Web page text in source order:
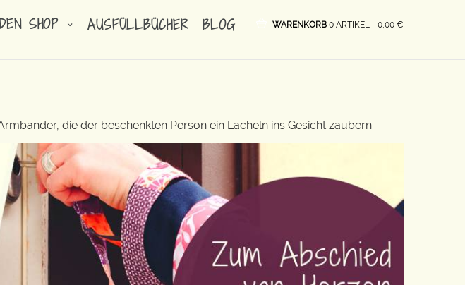
SHOP AUSFÜLLBÜCHER BLOG WARENKORB 0 ARTIKEL - 0,00 €
die der beschenkten Person ein Lächeln ins Gesicht zaubern.